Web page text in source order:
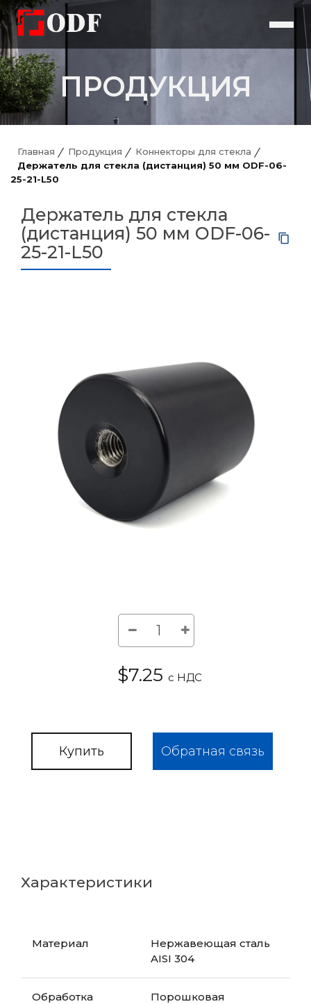
ПРОДУКЦИЯ
Главная Продукция
Коннекторы для стекла
Держатель для стекла (дистанция) 50 мм ODF-06-
25-21-L50
Держатель для стекла
(дистанция) 50 мм ODF-06-
25-21-L50
$7.25 с НДС
Купить Обратная связь
Характеристики
Материал
Нержавеющая сталь
AISI 304
Обработка
Порошковая